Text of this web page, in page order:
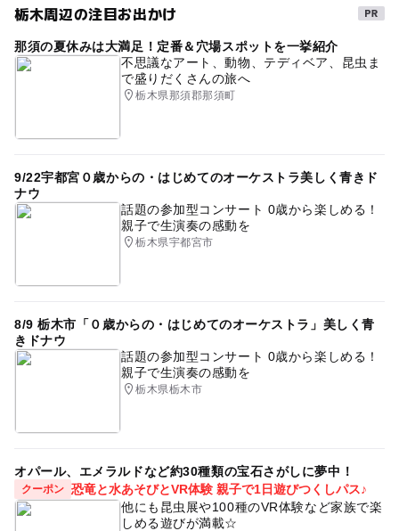
栃木周辺の注目お出かけ
那須の夏休みは大満足！定番＆穴場スポットを一挙紹介
不思議なアート、動物、テディベア、昆虫ま
で盛りだくさんの旅へ
栃木県那須郡那須町
9/22宇都宮０歳からの・はじめてのオーケストラ美しく青きド
ナウ
話題の参加型コンサート 0歳から楽しめる！
親子で生演奏の感動を
栃木県宇都宮市
8/9 栃木市「０歳からの・はじめてのオーケストラ」美しく青
きドナウ
話題の参加型コンサート 0歳から楽しめる！
親子で生演奏の感動を
栃木県栃木市
オパール、エメラルドなど約30種類の宝石さがしに夢中！
クーポン 恐竜と水あそびとVR体験 親子で1日遊びつくしパス♪
他にも昆虫展や100種のVR体験など家族で楽
しめる遊びが満載☆